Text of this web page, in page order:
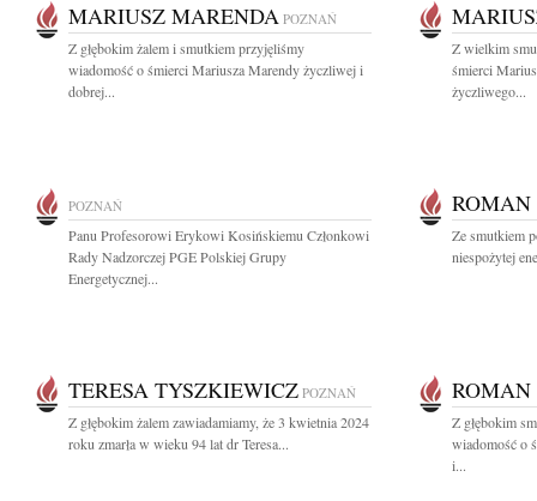
MARIUSZ MARENDA POZNAŃ
Z głębokim żalem i smutkiem przyjęliśmy
wiadomość o śmierci Mariusza Marendy życzliwej i
dobrej...
Z wielkim
śmierci
życzliwego...
POZNAŃ
Panu Profesorowi Erykowi Kosińskiemu Członkowi
Rady Nadzorczej PGE Polskiej Grupy
Energetycznej...
Ze smutkiem
niespożytej
TERESA TYSZKIEWICZ POZNAŃ
Z głębokim żalem zawiadamiamy, że 3 kwietnia 2024
roku zmarła w wieku 94 lat dr Teresa...
Z głębokim
wiadomość o
i...